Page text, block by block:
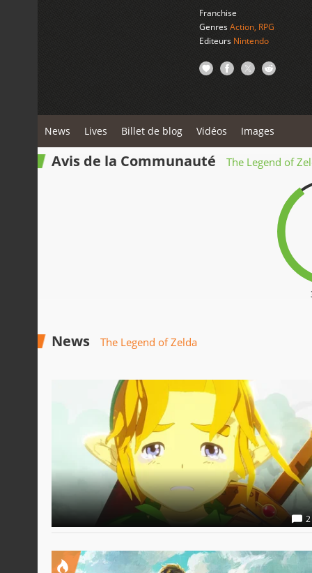
Franchise
GenresAction, RPG
Editeurs Nintendo
News Lives Billet de blog Vidéos Images
Avis de la Communauté The Legend of
News The Legend of Zelda
2